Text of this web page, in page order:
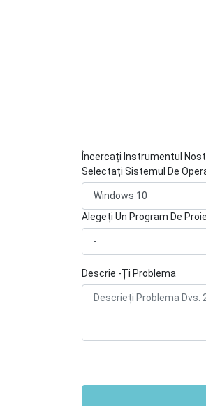
Încercați Instrumentul
Selectați Sistemul De
Alegeți Un Program De
Descrie -Ți Problema